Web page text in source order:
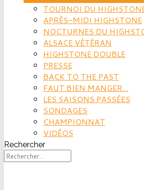
TOURNOI DU
APRÈS-MIDI HIGHSTONE
NOCTURNES DU
ALSACE VÉTÉRAN
HIGHSTONE DOUBLE
PRESSE
BACK TO THE PAST
FAUT BIEN MANGER...
LES SAISONS PASSÉES
SONDAGES
CHAMPIONNAT
VIDÉOS
Rechercher